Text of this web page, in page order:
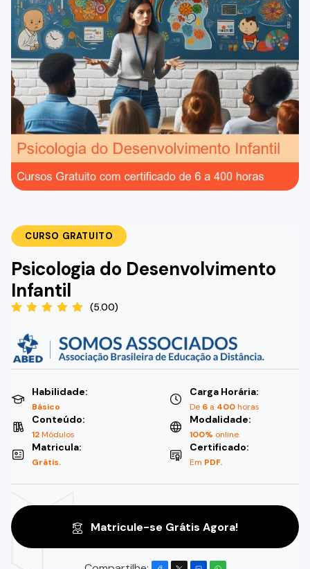
CURSO GRATUITO
Psicologia do Desenvolvimento
Infantil
(5.00)
Habilidade:
Básico
Carga Horária:
De 6 a 400horas
Conteúdo:
12Módulos
Modalidade:
100% online.
Matricula:
Grátis.
Certificado:
Em PDF.
Matricule-se Grátis Agora!